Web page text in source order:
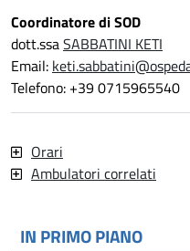
Coordinatore di SOD
dott.ssaSABBATINI KETI
Email:
Telefono: +39 0715965540
Orari
Ambulatori correlati
IN PRIMO PIANO